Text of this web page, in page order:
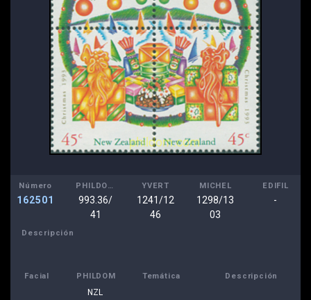
Número
162501
PHILDOM
993.36/
41
YVERT
1241/12
46
MICHEL
1298/13
03
EDIFIL
-
Descripción
Facial PHILDOM Temática Descripción
NZL